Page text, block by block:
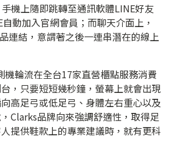
機上隨即跳轉至通訊軟體LINE好友
動加入官網會員；而聊天介面上，
連結，意謂著之後一連串潛在的線上
機輪流在全台17家直營櫃點服務消費
，只要短短幾秒鐘，螢幕上就會出現
高足弓或低足弓、身體左右重心以及
Clarks品牌向來強調舒適性，取得足
提供鞋款上的專業建議時，就有更科